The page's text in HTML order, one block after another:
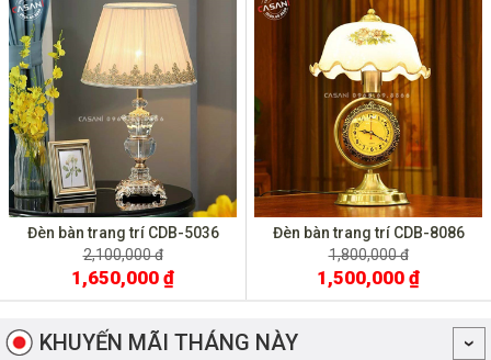
Đèn bàn trang trí CDB-5036
2,100,000 đ
1,650,000 ₫
Đèn bàn trang trí CDB-8086
1,800,000 đ
1,500,000 ₫
KHUYẾN MÃI THÁNG NÀY